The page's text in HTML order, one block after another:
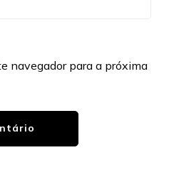
navegador para a próxima